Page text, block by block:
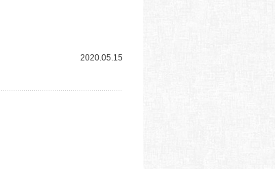
2020.05.15